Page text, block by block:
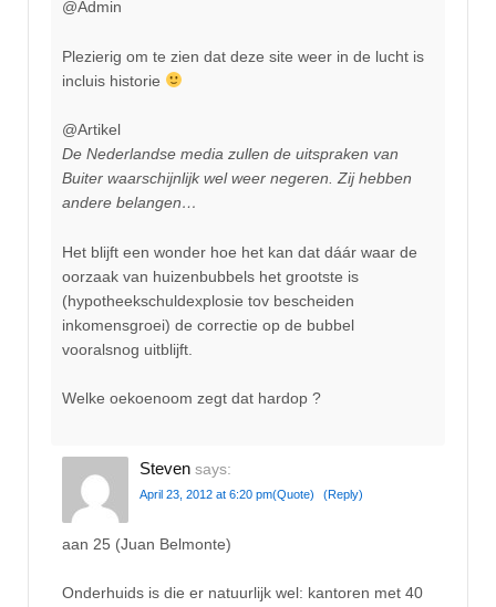
@Admin
Plezierig om te zien dat deze site weer in de lucht is
incluis historie
@Artikel
De Nederlandse media zullen de uitspraken van
Buiter waarschijnlijk wel weer negeren. Zij hebben
andere belangen…
Het blijft een wonder hoe het kan dat dáár waar de
oorzaak van huizenbubbels het grootste is
(hypotheekschuldexplosie tov bescheiden
inkomensgroei) de correctie op de bubbel
vooralsnog uitblijft.
Welke oekoenoom zegt dat hardop ?
Steven says:
April 23, 2012 at 6:20 pm(Quote) (Reply)
aan 25 (Juan Belmonte)
Onderhuids is die er natuurlijk wel: kantoren met 40